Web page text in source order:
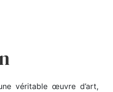
véritable œuvre d’art,